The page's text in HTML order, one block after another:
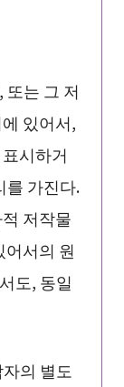
는 그 저
있어서,
시하거
를 가진다.
저작물
서의 원
도, 동일
의 별도